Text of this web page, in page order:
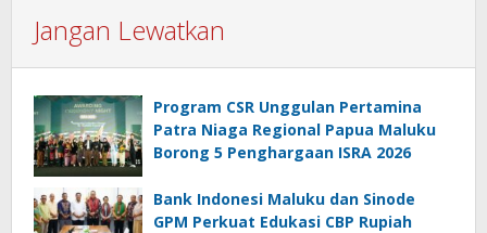
Jangan Lewatkan
Program CSR Unggulan Pertamina
Patra Niaga Regional Papua Maluku
Borong 5 Penghargaan ISRA 2026
Bank Indonesi Maluku dan Sinode
GPM Perkuat Edukasi CBP Rupiah